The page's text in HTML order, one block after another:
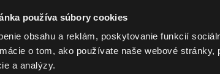
používa súbory cookies
obsahu a reklám, poskytovanie funkcií
o tom, ako používate naše webové
a analýzy.